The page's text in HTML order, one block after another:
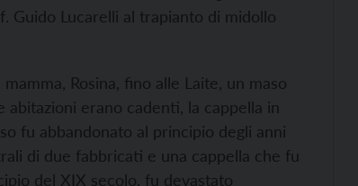
Guido Lucarelli al trapianto di midollo
Rosina, fino alle Laite, un maso
abitazioni erano cadenti, la cappella in
fu abbandonato al principio degli anni
di due fabbricati e una cappella che fu
del XIX secolo, fu devastato